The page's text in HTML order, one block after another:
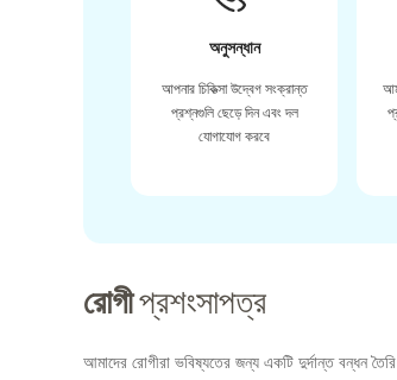
অনুসন্ধান
আপনার চিকিত্সা উদ্বেগ সংক্রান্ত
প্রশ্নগুলি ছেড়ে দিন এবং দল
যোগাযোগ করবে
রোগীপ্রশংসাপত্র
আমাদের রোগীরা ভবিষ্যতের জন্য একটি দুর্দান্ত বন্ধন